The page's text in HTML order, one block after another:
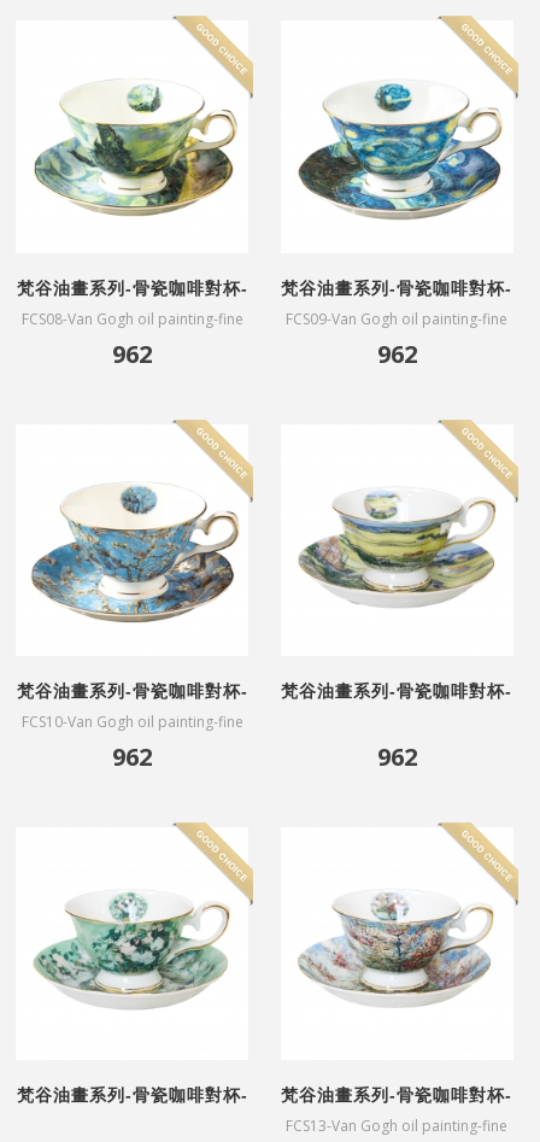
梵谷油畫系列-骨瓷咖啡對杯-
麥田與柏樹
FCS08-Van Gogh oil painting-fine
Field with Cypresses(affiliated gift
962
梵谷油畫系列-骨瓷咖啡對杯-
星夜
FCS09-Van Gogh oil painting-fine
Starry Night(affiliated gift box)
962
梵谷油畫系列-骨瓷咖啡對杯-
杏花盛開
FCS10-Van Gogh oil painting-fine
Blossoms(affiliated gift box)
962
梵谷油畫系列-骨瓷咖啡對杯-
962
梵谷油畫系列-骨瓷咖啡對杯-
梵谷油畫系列-骨瓷咖啡對杯-
粉色桃花樹
FCS13-Van Gogh oil painting-fine